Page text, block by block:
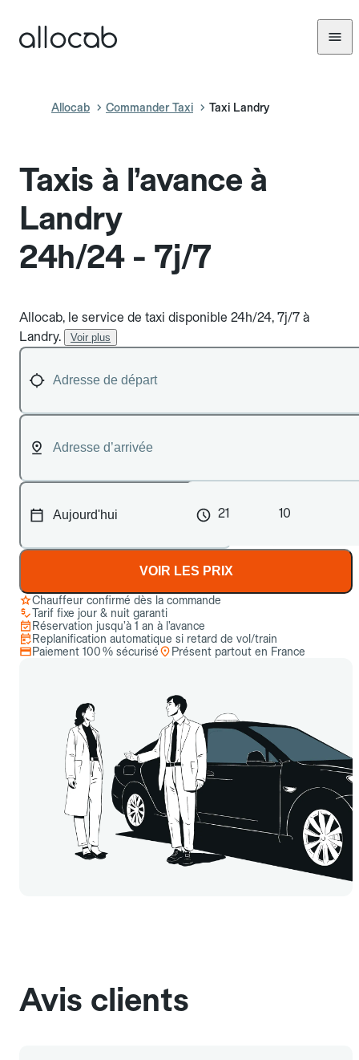
Allocab Commander Taxi Taxi Landry
Taxis à l’avance à
Landry
24h/24 - 7j/7
Allocab, le service de taxi disponible 24h/24, 7j/7 à
Landry.
Voir plus
21 10
VOIR LES PRIX
Chauffeur confirmé dès la commande
Tarif fixe jour & nuit garanti
Réservation jusqu’à 1 an à l’avance
Replanification automatique si retard de vol/train
Paiement 100 % sécurisé
Présent partout en France
Avis clients